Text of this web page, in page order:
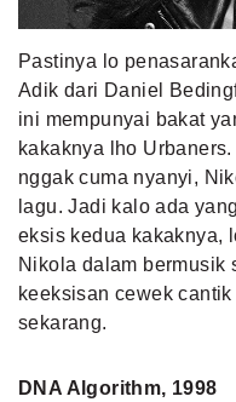
Pastinya lo
Adik dari Daniel
ini mempunyai bakat
kakaknya lho
nggak cuma nyanyi,
lagu. Jadi kalo ada
eksis kedua kakaknya,
Nikola dalam bermusik
keeksisan cewek
sekarang.
DNA Algorithm, 1998